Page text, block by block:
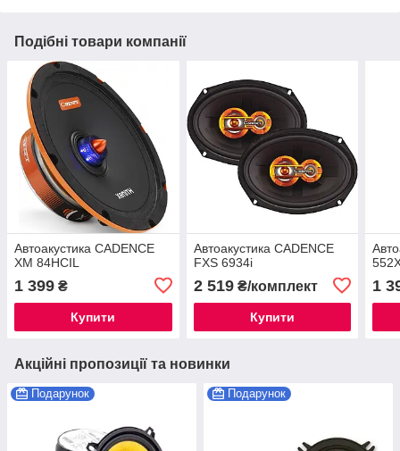
Подібні товари компанії
Автоакустика CADENCE
XM 84HCIL
1 399 ₴
Купити
Автоакустика CADENCE
FXS 6934i
2 519₴/комплект
Купити
1
Акційні пропозиції та новинки
Подарунок Подарунок